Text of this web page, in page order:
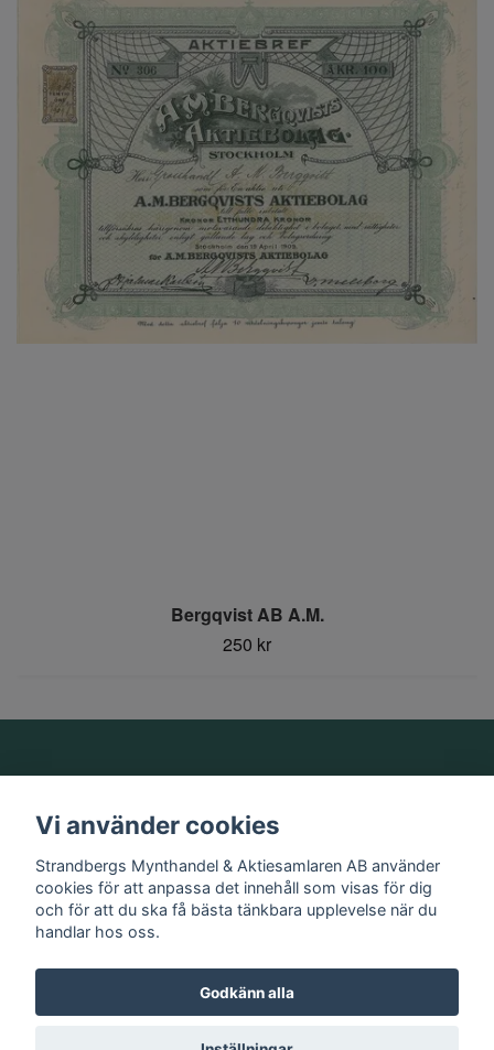
Bergqvist AB A.M.
250 kr
Information
Sociala medier
© 2026 Strandbergs Mynthandel & Aktiesamlaren AB
Vi använder cookies
Strandbergs Mynthandel & Aktiesamlaren AB använder
cookies för att anpassa det innehåll som visas för dig
och för att du ska få bästa tänkbara upplevelse när du
handlar hos oss.
Godkänn alla